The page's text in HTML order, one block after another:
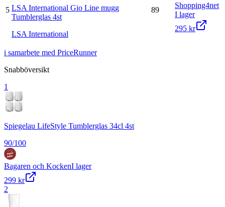
5 LSA International Gio Line mugg
Tumblerglas 4st
LSA International
89
Shopping4net
I lager
295 kr
i samarbete med PriceRunner
Snabböversikt
1
Spiegelau LifeStyle Tumblerglas 34cl 4st
90/100
Bagaren och KockenI lager
299 kr
2